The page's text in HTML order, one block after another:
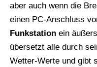
aber auch wenn die
einen PC-Anschluss
Funkstation ein
übersetzt alle durch
Wetter-Werte und gibt